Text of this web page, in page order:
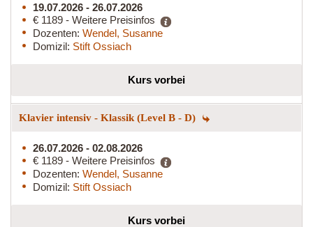
19.07.2026 - 26.07.2026
€ 1189 - Weitere Preisinfos
Dozenten: Wendel, Susanne
Domizil: Stift Ossiach
Kurs vorbei
Klavier intensiv - Klassik (Level B - D)
26.07.2026 - 02.08.2026
€ 1189 - Weitere Preisinfos
Dozenten: Wendel, Susanne
Domizil: Stift Ossiach
Kurs vorbei